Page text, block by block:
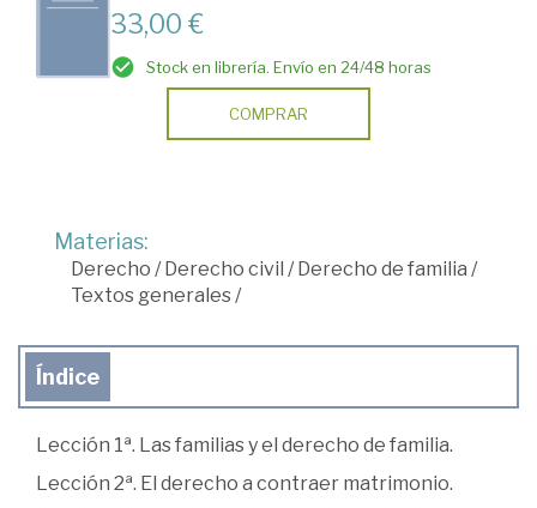
33,00 €
Stock en librería. Envío en 24/48 horas
COMPRAR
Materias:
Derecho /Derecho civil /Derecho de familia /
Textos generales /
Índice
Lección 1ª. Las familias y el derecho de familia.
Lección 2ª. El derecho a contraer matrimonio.